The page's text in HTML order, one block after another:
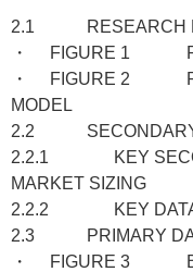
2.1 RESEARCH
・ FIGURE 1
・ FIGURE 2
MODEL
2.2 SECONDARY
2.2.1 KEY
MARKET SIZING
2.2.2 KEY DATA
2.3 PRIMARY
・ FIGURE 3